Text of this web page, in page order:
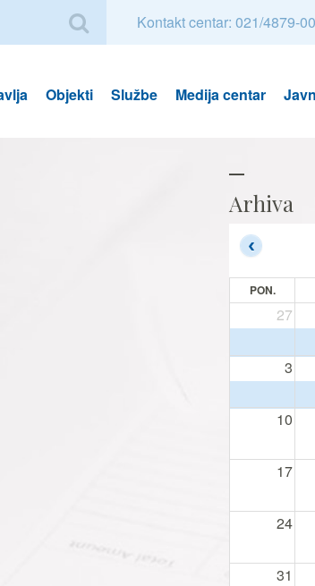
Kontakt centar: 021/4879-
Objekti Službe Medija centar
Arhiva
PON.
27
3
10
17
24
31